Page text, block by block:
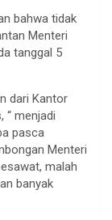
bahwa tidak
Menteri
tanggal 5
dari Kantor
“ menjadi
pasca
Menteri
malah
banyak